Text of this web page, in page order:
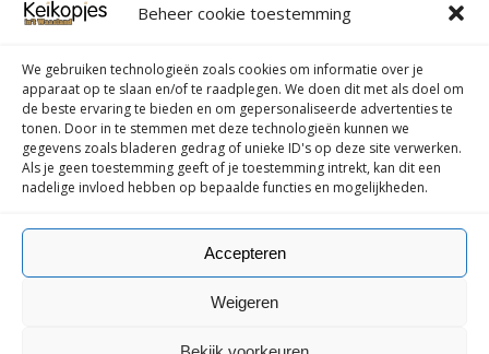
Beheer cookie toestemming
We gebruiken technologieën zoals cookies om informatie over je
apparaat op te slaan en/of te raadplegen. We doen dit met als doel om
de beste ervaring te bieden en om gepersonaliseerde advertenties te
tonen. Door in te stemmen met deze technologieën kunnen we
gegevens zoals bladeren gedrag of unieke ID's op deze site verwerken.
Als je geen toestemming geeft of je toestemming intrekt, kan dit een
nadelige invloed hebben op bepaalde functies en mogelijkheden.
Accepteren
Weigeren
Search
for:
Search
Follow my blog with Bloglovin
2026 Keikopjes.be door Stephanie. Ondersteund